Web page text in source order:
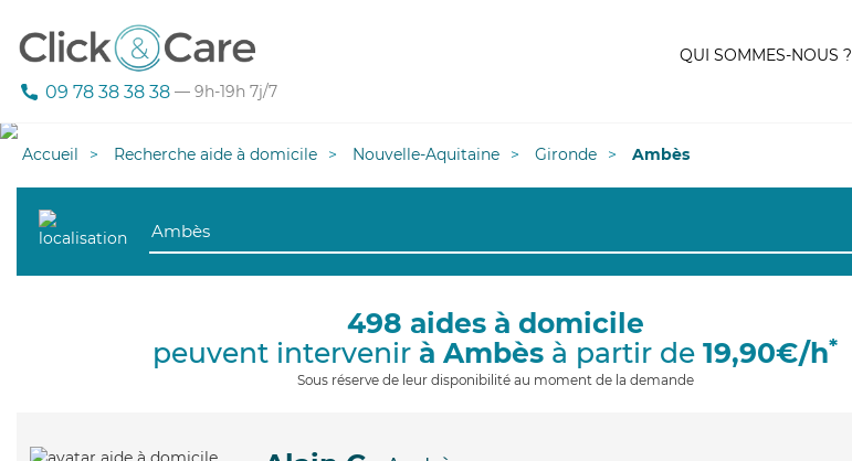
09 78 38 38 38 — 9h-19h 7j/7
QUI SOMMES-NOUS ?
Accueil Recherche aide à domicile Nouvelle-Aquitaine Gironde Ambès
498 aides à domicile
peuvent intervenir à Ambès à partir de 19,90€/h*
Sous réserve de leur disponibilité au moment de la demande